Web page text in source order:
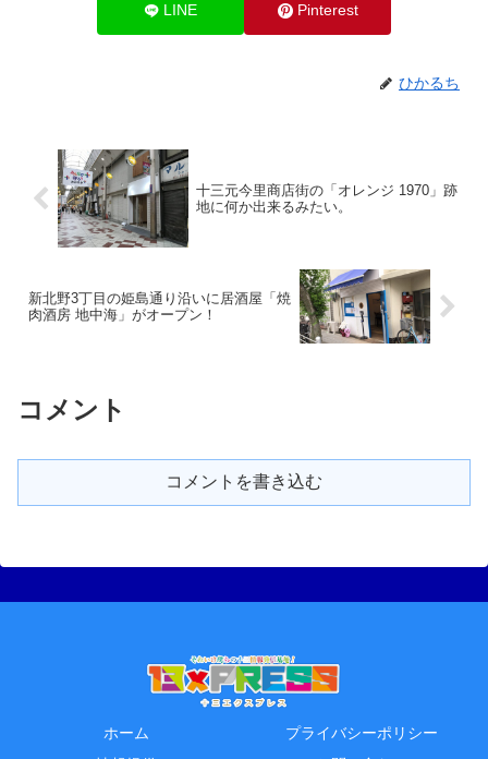
LINE Pinterest
ひかるち
十三元今里商店街の「オレンジ 1970」跡
地に何か出来るみたい。
新北野3丁目の姫島通り沿いに居酒屋「焼
肉酒房 地中海」がオープン！
コメント
コメントを書き込む
ホーム
プライバシーポリシー